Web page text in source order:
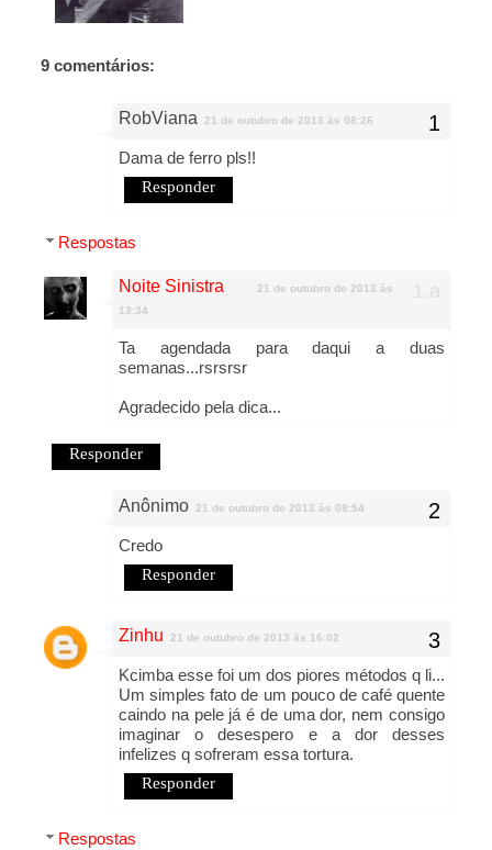
9 comentários:
RobViana 21 de outubro de 2013 às 08:26
Dama de ferro pls!!
Responder
Respostas
Noite Sinistra
21 de outubro de 2013 às
13:34
Ta agendada para daqui a duas
semanas...rsrsrsr
Agradecido pela dica...
Responder
Anônimo 21 de outubro de 2013 às 08:54
Credo
Responder
Zinhu 21 de outubro de 2013 às 16:02
Kcimba esse foi um dos piores métodos q li...
Um simples fato de um pouco de café quente
caindo na pele já é de uma dor, nem consigo
imaginar o desespero e a dor desses
infelizes q sofreram essa tortura.
Responder
Respostas